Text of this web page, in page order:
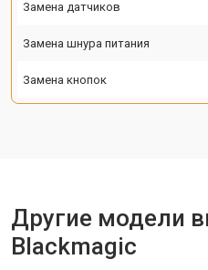
Замена датчиков
Замена шнура питания
Замена кнопок
Другие модели
Blackmagic